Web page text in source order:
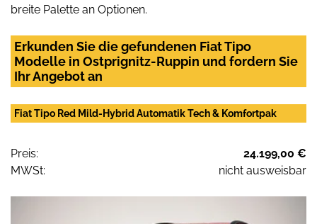
breite Palette an Optionen.
Erkunden Sie die gefundenen Fiat Tipo
Modelle in Ostprignitz-Ruppin und fordern Sie
Ihr Angebot an
Fiat Tipo Red Mild-Hybrid Automatik Tech & Komfortpak
Preis:
24.199,00 €
MWSt:
nicht ausweisbar